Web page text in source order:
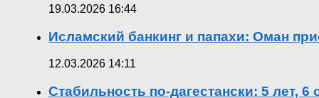
19.03.2026 16:44
Исламский банкинг и папахи: Оман
12.03.2026 14:11
Стабильность по-дагестански: 5 лет,